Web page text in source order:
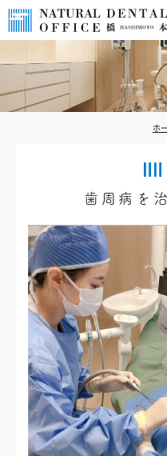
ホ
歯周病を